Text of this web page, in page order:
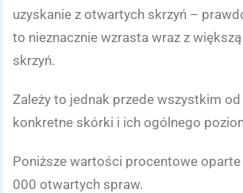
uzyskanie z otwartych skrzyń –
to nieznacznie wzrasta wraz z
skrzyń.
Zależy to jednak przede wszystkim
konkretne skórki i ich ogólnego
Poniższe wartości procentowe oparte
000 otwartych spraw.